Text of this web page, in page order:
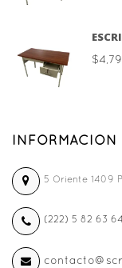
$
INFORMACION
5 Oriente 1409
(222) 5 82 63 64